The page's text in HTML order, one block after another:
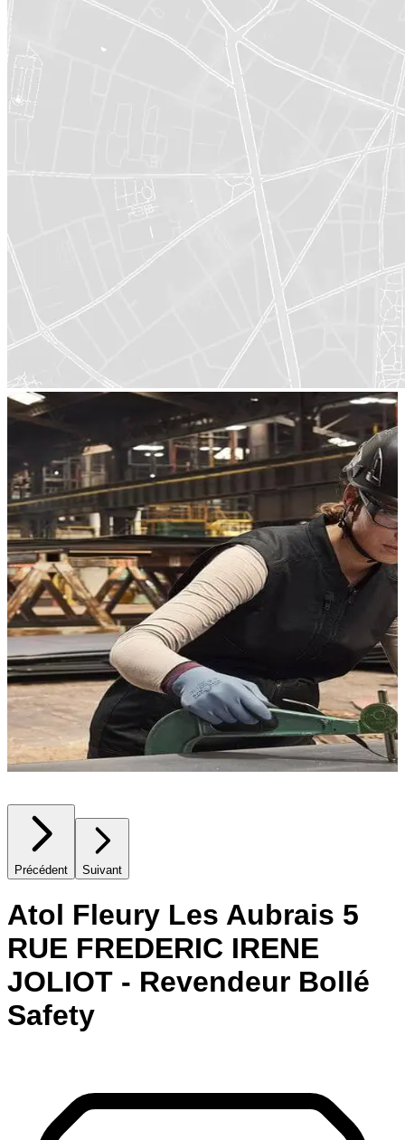
Précédent Suivant
Atol Fleury Les Aubrais 5
RUE FREDERIC IRENE
JOLIOT - Revendeur Bollé
Safety